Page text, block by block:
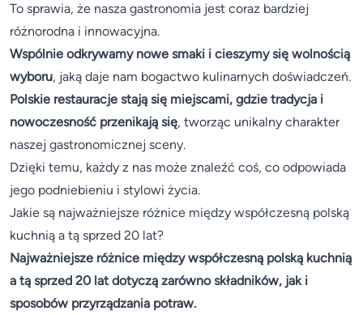
To sprawia, że nasza gastronomia jest coraz bardziej
różnorodna i innowacyjna.
Wspólnie odkrywamy nowe smaki i cieszymy się wolnością
wyboru, jaką daje nam bogactwo kulinarnych doświadczeń.
Polskie restauracje stają się miejscami, gdzie tradycja i
nowoczesność przenikają się, tworząc unikalny charakter
naszej gastronomicznej sceny.
Dzięki temu, każdy z nas może znaleźć coś, co odpowiada
jego podniebieniu i stylowi życia.
Jakie są najważniejsze różnice między współczesną polską
kuchnią a tą sprzed 20 lat?
Najważniejsze różnice między współczesną polską kuchnią
a tą sprzed 20 lat dotyczą zarówno składników, jak i
sposobów przyrządzania potraw.